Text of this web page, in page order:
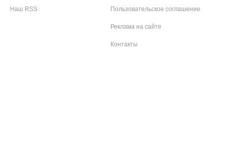
Наш RSS Пользовательское соглашение
Реклама на сайте
Контакты